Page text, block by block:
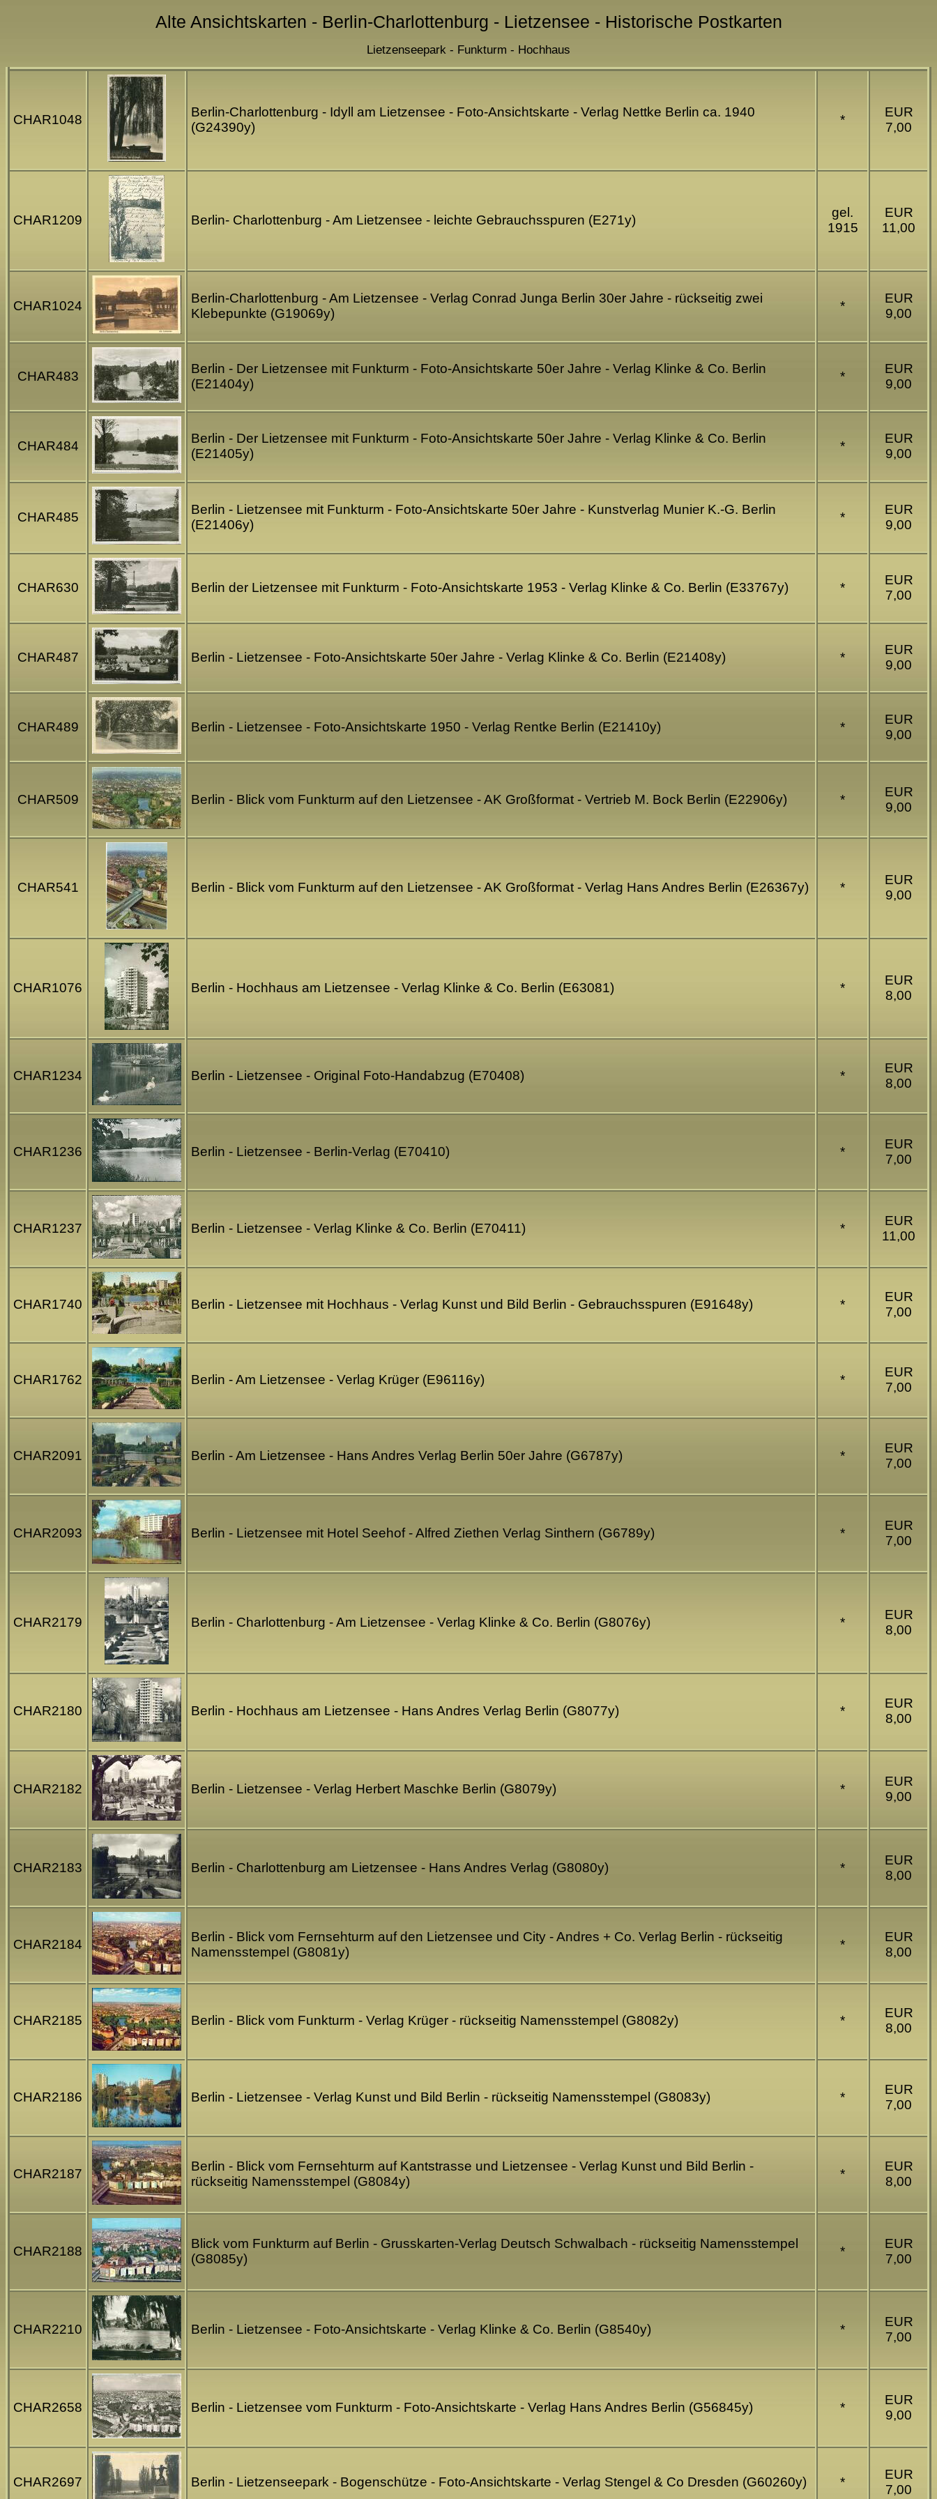
Alte Ansichtskarten - Berlin-Charlottenburg - Lietzensee - Historische Postkarten
Lietzenseepark - Funkturm - Hochhaus
CHAR1048
Berlin-Charlottenburg - Idyll am Lietzensee - Foto-Ansichtskarte - Verlag Nettke Berlin ca. 1940
(G24390y)
*
EUR
7,00
CHAR1209 Berlin- Charlottenburg - Am Lietzensee - leichte Gebrauchsspuren (E271y)
gel.
1915
EUR
11,00
CHAR1024
Berlin-Charlottenburg - Am Lietzensee - Verlag Conrad Junga Berlin 30er Jahre - rückseitig zwei
Klebepunkte (G19069y)
*
EUR
9,00
CHAR483
Berlin - Der Lietzensee mit Funkturm - Foto-Ansichtskarte 50er Jahre - Verlag Klinke & Co. Berlin
(E21404y)
*
EUR
9,00
CHAR484
Berlin - Der Lietzensee mit Funkturm - Foto-Ansichtskarte 50er Jahre - Verlag Klinke & Co. Berlin
(E21405y)
*
EUR
9,00
CHAR485
Berlin - Lietzensee mit Funkturm - Foto-Ansichtskarte 50er Jahre - Kunstverlag Munier K.-G. Berlin
(E21406y)
*
EUR
9,00
CHAR630 Berlin der Lietzensee mit Funkturm - Foto-Ansichtskarte 1953 - Verlag Klinke & Co. Berlin (E33767y) *
EUR
7,00
CHAR487 Berlin - Lietzensee - Foto-Ansichtskarte 50er Jahre - Verlag Klinke & Co. Berlin (E21408y) *
EUR
9,00
CHAR489 Berlin - Lietzensee - Foto-Ansichtskarte 1950 - Verlag Rentke Berlin (E21410y) *
EUR
9,00
CHAR509 Berlin - Blick vom Funkturm auf den Lietzensee - AK Großformat - Vertrieb M. Bock Berlin (E22906y) *
EUR
9,00
CHAR541 Berlin - Blick vom Funkturm auf den Lietzensee - AK Großformat - Verlag Hans Andres Berlin (E26367y) *
EUR
9,00
CHAR1076 Berlin - Hochhaus am Lietzensee - Verlag Klinke & Co. Berlin (E63081) *
EUR
8,00
CHAR1234 Berlin - Lietzensee - Original Foto-Handabzug (E70408) *
EUR
8,00
CHAR1236 Berlin - Lietzensee - Berlin-Verlag (E70410) *
EUR
7,00
CHAR1237 Berlin - Lietzensee - Verlag Klinke & Co. Berlin (E70411) *
EUR
11,00
CHAR1740 Berlin - Lietzensee mit Hochhaus - Verlag Kunst und Bild Berlin - Gebrauchsspuren (E91648y) *
EUR
7,00
CHAR1762 Berlin - Am Lietzensee - Verlag Krüger (E96116y) *
EUR
7,00
CHAR2091 Berlin - Am Lietzensee - Hans Andres Verlag Berlin 50er Jahre (G6787y) *
EUR
7,00
CHAR2093 Berlin - Lietzensee mit Hotel Seehof - Alfred Ziethen Verlag Sinthern (G6789y) *
EUR
7,00
CHAR2179 Berlin - Charlottenburg - Am Lietzensee - Verlag Klinke & Co. Berlin (G8076y) *
EUR
8,00
CHAR2180 Berlin - Hochhaus am Lietzensee - Hans Andres Verlag Berlin (G8077y) *
EUR
8,00
CHAR2182 Berlin - Lietzensee - Verlag Herbert Maschke Berlin (G8079y) *
EUR
9,00
CHAR2183 Berlin - Charlottenburg am Lietzensee - Hans Andres Verlag (G8080y) *
EUR
8,00
CHAR2184
Berlin - Blick vom Fernsehturm auf den Lietzensee und City - Andres + Co. Verlag Berlin - rückseitig
Namensstempel (G8081y)
*
EUR
8,00
CHAR2185 Berlin - Blick vom Funkturm - Verlag Krüger - rückseitig Namensstempel (G8082y) *
EUR
8,00
CHAR2186 Berlin - Lietzensee - Verlag Kunst und Bild Berlin - rückseitig Namensstempel (G8083y) *
EUR
7,00
CHAR2187
Berlin - Blick vom Fernsehturm auf Kantstrasse und Lietzensee - Verlag Kunst und Bild Berlin -
rückseitig Namensstempel (G8084y)
*
EUR
8,00
CHAR2188
Blick vom Funkturm auf Berlin - Grusskarten-Verlag Deutsch Schwalbach - rückseitig Namensstempel
(G8085y)
*
EUR
7,00
CHAR2210 Berlin - Lietzensee - Foto-Ansichtskarte - Verlag Klinke & Co. Berlin (G8540y) *
EUR
7,00
CHAR2658 Berlin - Lietzensee vom Funkturm - Foto-Ansichtskarte - Verlag Hans Andres Berlin (G56845y) *
EUR
9,00
CHAR2697 Berlin - Lietzenseepark - Bogenschütze - Foto-Ansichtskarte - Verlag Stengel & Co Dresden (G60260y) *
EUR
7,00